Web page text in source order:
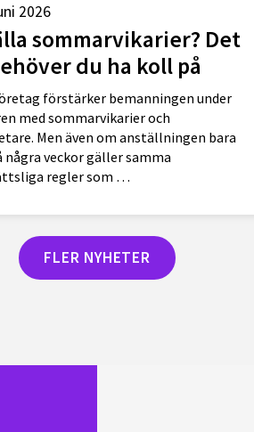
2026
sommarvikarier? Det
du ha koll på
förstärker bemanningen under
med sommarvikarier och
Men även om anställningen bara
några veckor gäller samma
regler som …
FLER NYHETER